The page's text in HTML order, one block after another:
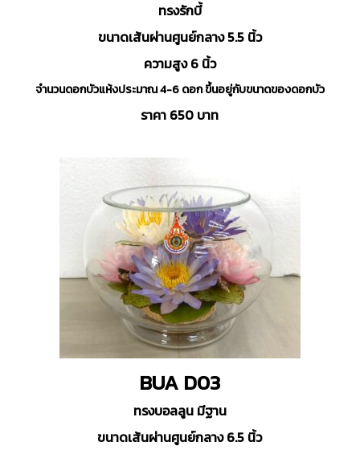
ทรงรักบี้
ขนาดเส้นผ่านศูนย์กลาง 5.5 นิ้ว
ความสูง 6 นิ้ว
จำนวนดอกบัวแห้งประมาณ 4-6 ดอก ขึ้นอยู่กับขนาดของดอกบัว
ราคา 650 บาท
BUA D03
ทรงบอลลูน มีฐาน
ขนาดเส้นผ่านศูนย์กลาง 6.5 นิ้ว